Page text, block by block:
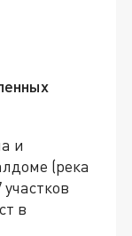
и
(река
в